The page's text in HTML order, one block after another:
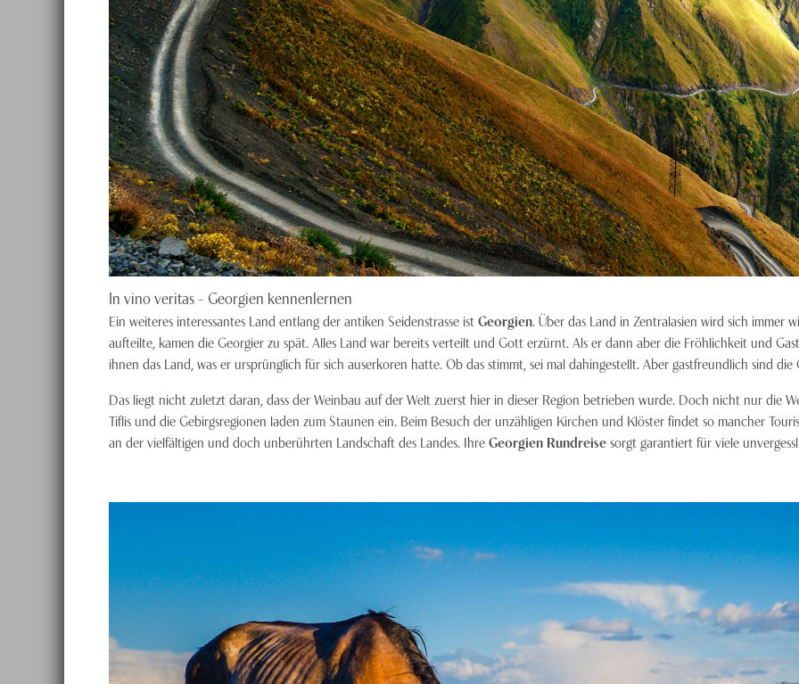
In vino veritas – Georgien kennenlernen
Ein weiteres interessantes Land entlang der antiken Seidenstrasse istGeorgien. Über das Land in Zentralasien wird sich immer
aufteilte, kamen die Georgier zu spät. Alles Land war bereits verteilt und Gott erzürnt. Als er dann aber die Fröhlichkeit und
ihnen das Land, was er ursprünglich für sich auserkoren hatte. Ob das stimmt, sei mal dahingestellt. Aber gastfreundlich sind
Das liegt nicht zuletzt daran, dass der Weinbau auf der Welt zuerst hier in dieser Region betrieben wurde. Doch nicht nur die
Tiflis und die Gebirgsregionen laden zum Staunen ein. Beim Besuch der unzähligen Kirchen und Klöster findet so mancher
an der vielfältigen und doch unberührten Landschaft des Landes. IhreGeorgien Rundreisesorgt garantiert für viele